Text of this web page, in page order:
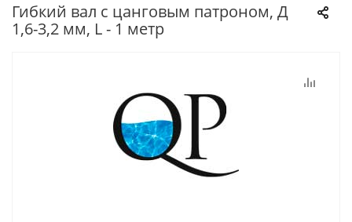
Гибкий вал с цанговым патроном, Д
1,6-3,2 мм, L - 1 метр